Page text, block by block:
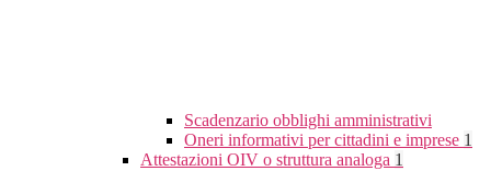
Scadenzario obblighi amministrativi
Oneri informativi per cittadini e imprese 1
Attestazioni OIV o struttura analoga 1